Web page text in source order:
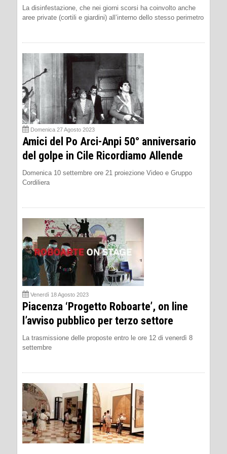
La disinfestazione, che nei giorni scorsi ha coinvolto anche
aree private (cortili e giardini) all’interno dello stesso perimetro
Domenica 27 Agosto 2023
Amici del Po Arci-Anpi 50° anniversario
del golpe in Cile Ricordiamo Allende
Domenica 10 settembre ore 21 proiezione Video e Gruppo
Cordiliera
Venerdì 18 Agosto 2023
Piacenza ‘Progetto Roboarte’, on line
l’avviso pubblico per terzo settore
La trasmissione delle proposte entro le ore 12 di venerdì 8
settembre